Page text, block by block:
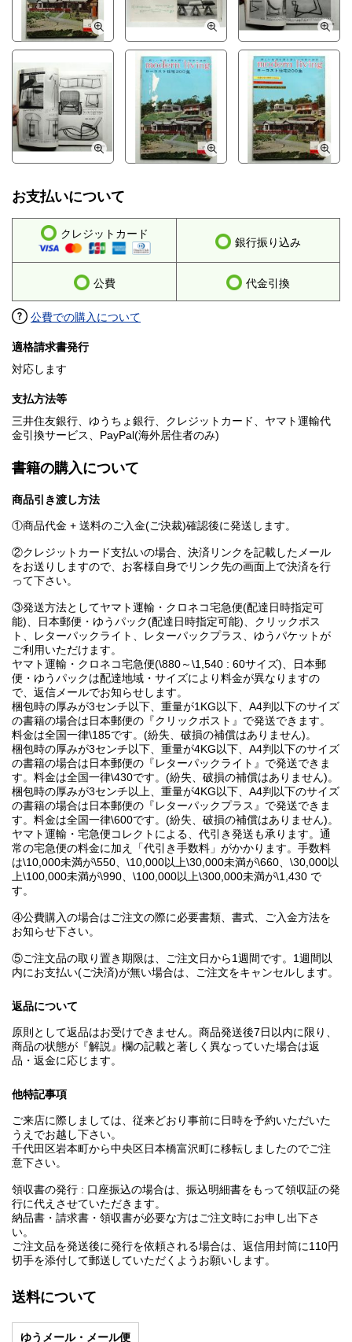
お支払いについて
クレジットカード
銀行振り込み
公費 代金引換
公費での購入について
適格請求書発行
対応します
支払方法等
三井住友銀行、ゆうちょ銀行、クレジットカード、ヤマト運輸代
金引換サービス、PayPal(海外居住者のみ)
書籍の購入について
商品引き渡し方法
①商品代金 + 送料のご入金(ご決裁)確認後に発送します。
②クレジットカード支払いの場合、決済リンクを記載したメール
をお送りしますので、お客様自身でリンク先の画面上で決済を行
って下さい。
③発送方法としてヤマト運輸・クロネコ宅急便(配達日時指定可
能)、日本郵便・ゆうパック(配達日時指定可能)、クリックポス
ト、レターパックライト、レターパックプラス、ゆうパケットが
ご利用いただけます。
ヤマト運輸・クロネコ宅急便(\880～\1,540 : 60サイズ)、日本郵
便・ゆうパックは配達地域・サイズにより料金が異なりますの
で、返信メールでお知らせします。
梱包時の厚みが3センチ以下、重量が1KG以下、A4判以下のサイズ
の書籍の場合は日本郵便の『クリックポスト』で発送できます。
料金は全国一律\185です。(紛失、破損の補償はありません)。
梱包時の厚みが3センチ以下、重量が4KG以下、A4判以下のサイズ
の書籍の場合は日本郵便の『レターパックライト』で発送できま
す。料金は全国一律\430です。(紛失、破損の補償はありません)。
梱包時の厚みが3センチ以上、重量が4KG以下、A4判以下のサイズ
の書籍の場合は日本郵便の『レターパックプラス』で発送できま
す。料金は全国一律\600です。(紛失、破損の補償はありません)。
ヤマト運輸・宅急便コレクトによる、代引き発送も承ります。通
常の宅急便の料金に加え「代引き手数料」がかかります。手数料
は\10,000未満が\550、\10,000以上\30,000未満が\660、\30,000以
上\100,000未満が\990、\100,000以上\300,000未満が\1,430 で
す。
④公費購入の場合はご注文の際に必要書類、書式、ご入金方法を
お知らせ下さい。
⑤ご注文品の取り置き期限は、ご注文日から1週間です。1週間以
内にお支払い(ご決済)が無い場合は、ご注文をキャンセルします。
返品について
原則として返品はお受けできません。商品発送後7日以内に限り、
商品の状態が『解説』欄の記載と著しく異なっていた場合は返
品・返金に応じます。
他特記事項
ご来店に際しましては、従来どおり事前に日時を予約いただいた
うえでお越し下さい。
千代田区岩本町から中央区日本橋富沢町に移転しましたのでご注
意下さい。
領収書の発行 : 口座振込の場合は、振込明細書をもって領収証の発
行に代えさせていただきます。
納品書・請求書・領収書が必要な方はご注文時にお申し出下さ
い。
ご注文品を発送後に発行を依頼される場合は、返信用封筒に110円
切手を添付して郵送していただくようお願いします。
送料について
ゆうメール・メール便